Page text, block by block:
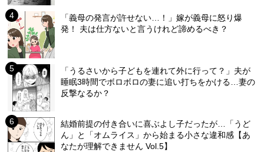
「義母の発言が許せない…！」嫁が義母に怒り爆
発！ 夫は仕方ないと言うけれど諦めるべき？
「うるさいから子どもを連れて外に行って？」夫が
睡眠3時間でボロボロの妻に追い打ちをかける…妻の
反撃なるか？
結婚前提の付き合いに喜ぶよし子だったが…「うど
ん」と「オムライス」から始まる小さな違和感【あ
なたが理解できません Vol.5】